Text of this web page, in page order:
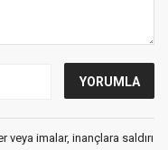
imalar, inançlara saldırı